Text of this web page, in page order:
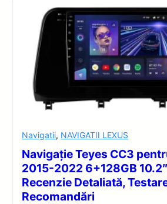
Navigatii, NAVIGATII LEXUS
Navigație Teyes CC3
2015-2022 6+128GB
Recenzie Detaliată,
Recomandări